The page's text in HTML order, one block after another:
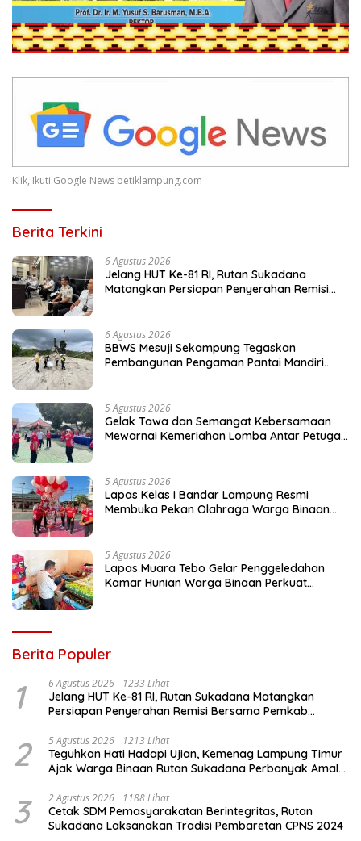
Klik, Ikuti Google News betiklampung.com
Berita Terkini
6 Agustus 2026
Jelang HUT Ke-81 RI, Rutan Sukadana
Matangkan Persiapan Penyerahan Remisi
6 Agustus 2026
BBWS Mesuji Sekampung Tegaskan
Pembangunan Pengaman Pantai Mandiri
5 Agustus 2026
Gelak Tawa dan Semangat Kebersamaan
Mewarnai Kemeriahan Lomba Antar Petugas
5 Agustus 2026
Lapas Kelas I Bandar Lampung Resmi
Membuka Pekan Olahraga Warga Binaan
5 Agustus 2026
Lapas Muara Tebo Gelar Penggeledahan
Kamar Hunian Warga Binaan Perkuat
Berita Populer
1 6 Agustus 2026 1233 Lihat
Jelang HUT Ke-81 RI, Rutan Sukadana Matangkan
Persiapan Penyerahan Remisi Bersama Pemkab
2 5 Agustus 2026 1213 Lihat
Teguhkan Hati Hadapi Ujian, Kemenag Lampung Timur
Ajak Warga Binaan Rutan Sukadana Perbanyak Amal
3 2 Agustus 2026 1188 Lihat
Cetak SDM Pemasyarakatan Berintegritas, Rutan
Sukadana Laksanakan Tradisi Pembaretan CPNS 2024